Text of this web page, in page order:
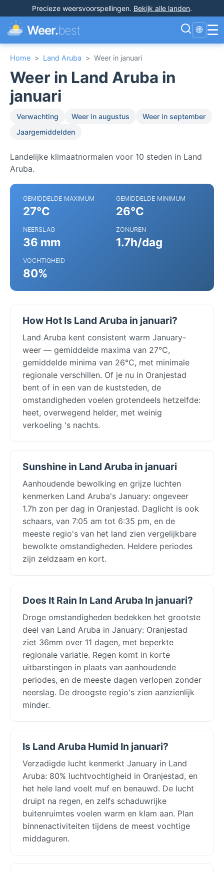
Precieze weersvoorspellingen. Bekijk alle landen.
Weer.best 🌐 ☰
Home > Land Aruba > Weer in januari
Weer in Land Aruba in
januari
Verwachting Weer in augustus
Weer in september
Jaargemiddelden
Landelijke klimaatnormalen voor 10 steden in Land
Aruba.
GEMIDDELDE MAXIMUM
27°C
GEMIDDELDE MINIMUM
26°C
NEERSLAG
36 mm
ZONUREN
1.7h/dag
VOCHTIGHEID
80%
How Hot Is Land Aruba in januari?
Land Aruba kent consistent warm January-
weer — gemiddelde maxima van 27°C,
gemiddelde minima van 26°C, met minimale
regionale verschillen. Of je nu in Oranjestad
bent of in een van de kuststeden, de
omstandigheden voelen grotendeels hetzelfde:
heet, overwegend helder, met weinig
verkoeling 's nachts.
Sunshine in Land Aruba in januari
Aanhoudende bewolking en grijze luchten
kenmerken Land Aruba's January: ongeveer
1.7h zon per dag in Oranjestad. Daglicht is ook
schaars, van 7:05 am tot 6:35 pm, en de
meeste regio's van het land zien vergelijkbare
bewolkte omstandigheden. Heldere periodes
zijn zeldzaam en kort.
Does It Rain In Land Aruba In januari?
Droge omstandigheden bedekken het grootste
deel van Land Aruba in January: Oranjestad
ziet 36mm over 11 dagen, met beperkte
regionale variatie. Regen komt in korte
uitbarstingen in plaats van aanhoudende
periodes, en de meeste dagen verlopen zonder
neerslag. De droogste regio's zien aanzienlijk
minder.
Is Land Aruba Humid In januari?
Verzadigde lucht kenmerkt January in Land
Aruba: 80% luchtvochtigheid in Oranjestad, en
het hele land voelt muf en benauwd. De lucht
druipt na regen, en zelfs schaduwrijke
buitenruimtes voelen warm en klam aan. Plan
binnenactiviteiten tijdens de meest vochtige
middaguren.